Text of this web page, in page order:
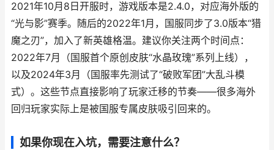
2021年10月8日开服时，游戏版本是2.4.0，对应海外版的
“光与影”赛季。随后的2022年1月，国服同步了3.0版本“猎
魔之刃”，加入了新英雄格温。建议你关注两个时间点：
2022年7月（国服首个原创皮肤“水晶玫瑰”系列上线），
以及2024年3月（国服率先测试了“破败军团”大乱斗模
式）。这些节点直接影响了玩家迁移的节奏——很多海外
回归玩家实际上是被国服专属皮肤吸引回来的。
如果你现在入坑，需要注意什么？